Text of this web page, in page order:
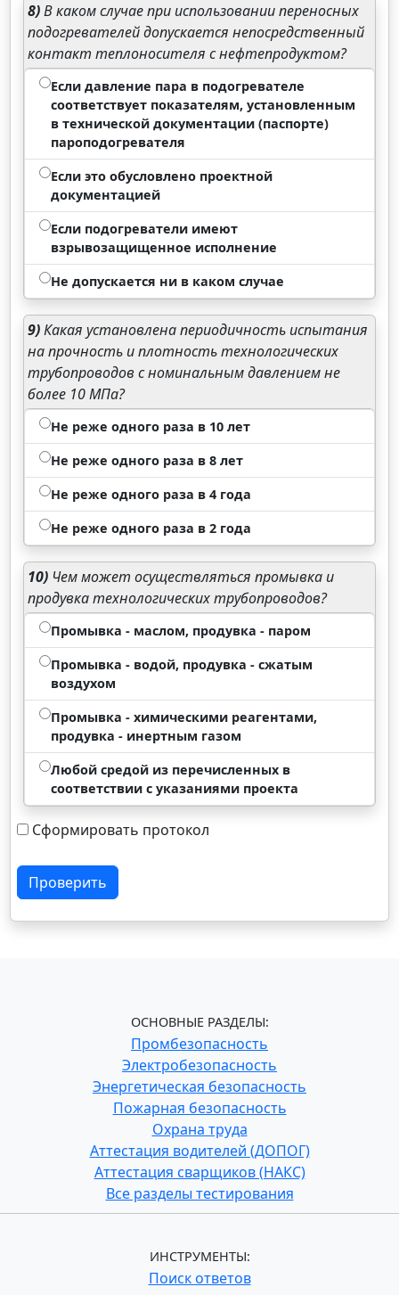
8)В каком случае при использовании переносных
подогревателей допускается непосредственный
контакт теплоносителя с нефтепродуктом?
Если давление пара в подогревателе
соответствует показателям, установленным
в технической документации (паспорте)
пароподогревателя
Если это обусловлено проектной
документацией
Если подогреватели имеют
взрывозащищенное исполнение
Не допускается ни в каком случае
9)Какая установлена периодичность испытания
на прочность и плотность технологических
трубопроводов с номинальным давлением не
более 10 МПа?
Не реже одного раза в 10 лет
Не реже одного раза в 8 лет
Не реже одного раза в 4 года
Не реже одного раза в 2 года
10) Чем может осуществляться промывка и
продувка технологических трубопроводов?
Промывка - маслом, продувка - паром
Промывка - водой, продувка - сжатым
воздухом
Промывка - химическими реагентами,
продувка - инертным газом
Любой средой из перечисленных в
соответствии с указаниями проекта
Сформировать протокол
Проверить
ОСНОВНЫЕ РАЗДЕЛЫ:
Промбезопасность
Электробезопасность
Энергетическая безопасность
Пожарная безопасность
Охрана труда
Аттестация водителей (ДОПОГ)
Аттестация сварщиков (НАКС)
Все разделы тестирования
ИНСТРУМЕНТЫ:
Поиск ответов